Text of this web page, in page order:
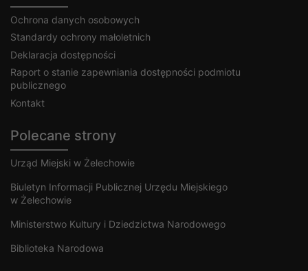
Ochrona danych osobowych
Standardy ochrony małoletnich
Deklaracja dostępności
Raport o stanie zapewniania dostępności podmiotu
publicznego
Kontakt
Polecane strony
Urząd Miejski w Żelechowie
Biuletyn Informacji Publicznej Urzędu Miejskiego
w Żelechowie
Ministerstwo Kultury i Dziedzictwa Narodowego
Biblioteka Narodowa